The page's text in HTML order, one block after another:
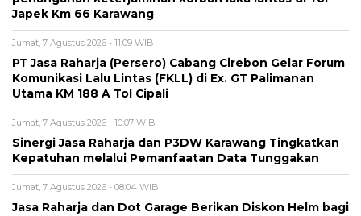
Japek Km 66 Karawang
Jumat, 7 Agustus 2026 - 11:09 WIB
PT Jasa Raharja (Persero) Cabang Cirebon Gelar Forum
Komunikasi Lalu Lintas (FKLL) di Ex. GT Palimanan
Utama KM 188 A Tol Cipali
Jumat, 7 Agustus 2026 - 10:07 WIB
Sinergi Jasa Raharja dan P3DW Karawang Tingkatkan
Kepatuhan melalui Pemanfaatan Data Tunggakan
Jumat, 7 Agustus 2026 - 08:04 WIB
Jasa Raharja dan Dot Garage Berikan Diskon Helm bagi